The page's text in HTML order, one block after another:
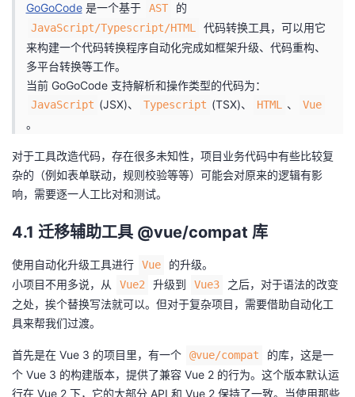
GoGoCode是一个基于 AST 的
JavaScript/Typescript/HTML
代码转换工具，可以用它
来构建一个代码转换程序自动化完成如框架升级、代码重构、
多平台转换等工作。
当前 GoGoCode 支持解析和操作类型的代码为：
JavaScript (JSX)、 Typescript (TSX)、 HTML 、 Vue
。
对于工具改造代码，存在很多未知性，项目业务代码中有些比较复
杂的（例如表单联动，规则校验等等）可能会对原来的逻辑有影
响，需要逐一人工比对和测试。
4.1 迁移辅助工具 @vue/compat 库
使用自动化升级工具进行 Vue
的升级。
小项目不用多说，从
Vue2 升级到 Vue3
之后，对于语法的改变
之处，挨个替换写法就可以。但对于复杂项目，需要借助自动化工
具来帮我们过渡。
首先是在 Vue 3 的项目里，有一个 @vue/compat
的库，这是一
个 Vue 3 的构建版本，提供了兼容 Vue 2 的行为。这个版本默认运
行在 Vue 2 下，它的大部分 API 和 Vue 2 保持了一致。当使用那些